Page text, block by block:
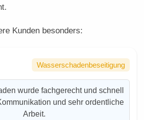
Kunden besonders:
Wasserschadenbeseitigung
wurde fachgerecht und schnell
und sehr ordentliche
Arbeit.